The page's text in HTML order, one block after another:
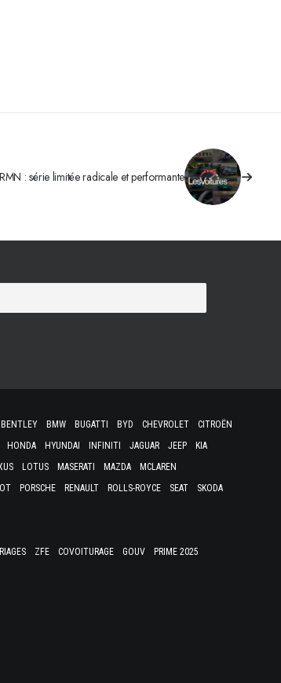
: série limitée radicale et performante
BENTLEY BMW BUGATTI BYD CHEVROLET
CITROËN
HONDA HYUNDAI INFINITI JAGUAR JEEP
KIA
LOTUS MASERATI MAZDA
MCLAREN
PORSCHE RENAULT ROLLS-ROYCE SEAT
SKODA
ZFE COVOITURAGE GOUV
PRIME 2025